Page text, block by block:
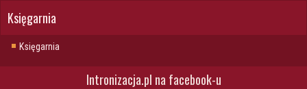
Księgarnia
Księgarnia
Intronizacja.pl na facebook-u